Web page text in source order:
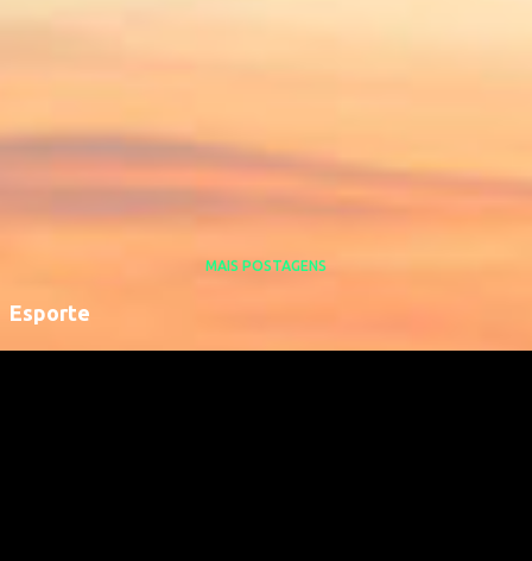
MAIS POSTAGENS
Esporte